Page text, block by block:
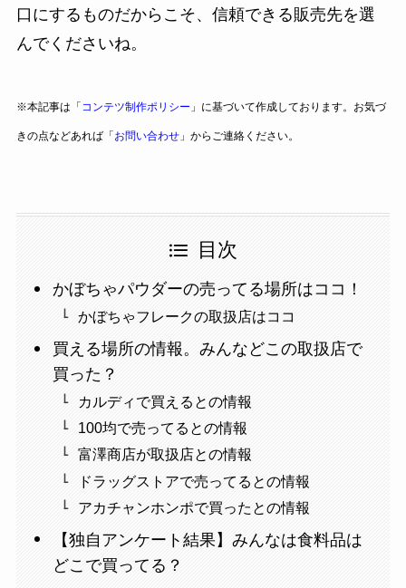
口にするものだからこそ、信頼できる販売先を選
んでくださいね。
※本記事は「 コンテツ制作ポリシー 」に基づいて作成しております。お気づ
きの点などあれば「お問い合わせ」からご連絡ください。
目次
かぼちゃパウダーの売ってる場所はココ！
かぼちゃフレークの取扱店はココ
買える場所の情報。みんなどこの取扱店で
買った？
カルディで買えるとの情報
100均で売ってるとの情報
富澤商店が取扱店との情報
ドラッグストアで売ってるとの情報
アカチャンホンポで買ったとの情報
【独自アンケート結果】みんなは食料品は
どこで買ってる？